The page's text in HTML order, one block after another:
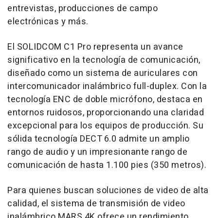
entrevistas, producciones de campo
electrónicas y más.
El SOLIDCOM C1 Pro representa un avance
significativo en la tecnología de comunicación,
diseñado como un sistema de auriculares con
intercomunicador inalámbrico full-duplex. Con la
tecnología ENC de doble micrófono, destaca en
entornos ruidosos, proporcionando una claridad
excepcional para los equipos de producción. Su
sólida tecnología DECT 6.0 admite un amplio
rango de audio y un impresionante rango de
comunicación de hasta 1.100 pies (350 metros).
Para quienes buscan soluciones de video de alta
calidad, el sistema de transmisión de video